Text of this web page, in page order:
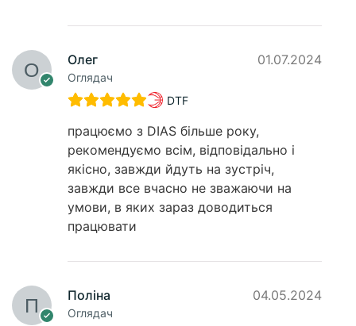
Олег
Оглядач
01.07.2024
DTF
працюємо з DIAS більше року,
рекомендуємо всім, відповідально і
якісно, завжди йдуть на зустріч,
завжди все вчасно не зважаючи на
умови, в яких зараз доводиться
працювати
Поліна
Оглядач
04.05.2024